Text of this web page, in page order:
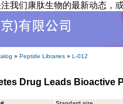
我们康肽生物的最新动态，
» Peptide Libraries » L-012
Drug Leads Bioactive